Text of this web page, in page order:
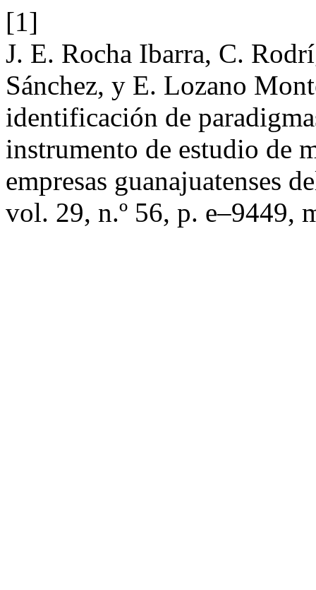
[1]
J. E. Rocha Ibarra, C.
Sánchez, y E. Lozano
identificación de
instrumento de estudio de
empresas guanajuatenses
vol. 29, n.º 56, p. e–9449,